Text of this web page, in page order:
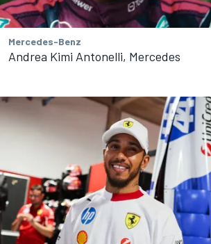
Mercedes-Benz
Andrea Kimi Antonelli, Mercedes